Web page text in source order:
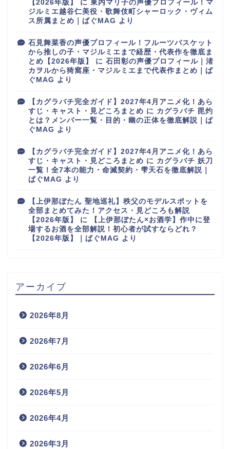
【2026年版】
に 東内マリ子の声優プロフィール！マ
ジルミエ越谷仁美役・歌舞伎町シャーロック・ヴィム
ス所属まとめ｜ぱぐMAG より
石見舞菜香の声優プロフィール！フルーツバスケット
から推しの子・マジルミエまで経歴・代表作を徹底ま
とめ【2026年版】
に 石田彰の声優プロフィール｜渚
カヲルから猗窩座・マジルミエまで代表作まとめ｜ぱ
ぐMAG より
【カグラバチ完全ガイド】2027年4月アニメ化！あら
すじ・キャスト・見どころまとめ に カグラバチ 毘灼
とは？メンバー一覧・目的・幽の正体を徹底解説｜ぱ
ぐMAG より
【カグラバチ完全ガイド】2027年4月アニメ化！あら
すじ・キャスト・見どころまとめ に カグラバチ 妖刀
一覧！全7本の能力・命滅契約・雫天石を徹底解説｜
ぱぐMAG より
【上伊那ぼたん 聖地巡礼】秩父のモデルスポットを
全部まとめてみた！アクセス・見どころも解説
【2026年版】
に
【上伊那ぼたん×お酒学】作中に登
場するお酒を全部解説！初心者が試すならどれ？
【2026年版】｜ぱぐMAG より
アーカイブ
2026年8月
2026年7月
2026年6月
2026年5月
2026年4月
2026年3月